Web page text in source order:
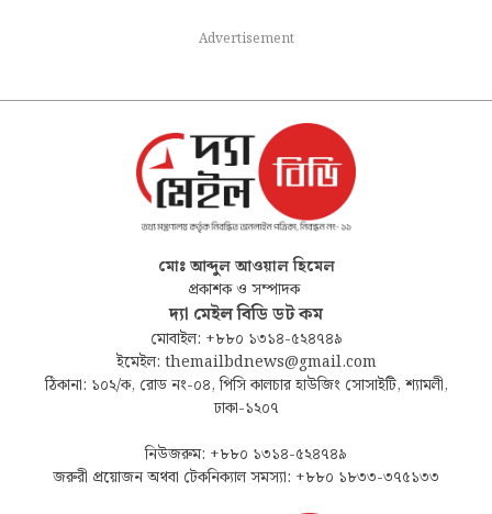
Advertisement
মোঃ আব্দুল আওয়াল হিমেল
প্রকাশক ও সম্পাদক
দ্যা মেইল বিডি ডট কম
মোবাইল: +৮৮০ ১৩১৪-৫২৪৭৪৯
ইমেইল: themailbdnews@gmail.com
ঠিকানা: ১০২/ক, রোড নং-০৪, পিসি কালচার হাউজিং সোসাইটি, শ্যামলী,
ঢাকা-১২০৭
নিউজরুম: +৮৮০ ১৩১৪-৫২৪৭৪৯
জরুরী প্রয়োজন অথবা টেকনিক্যাল সমস্যা: +৮৮০ ১৮৩৩-৩৭৫১৩৩